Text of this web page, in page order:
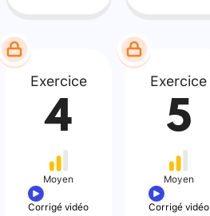
Exercice
4
Moyen
Corrigé vidéo
Exercice
5
Moyen
Corrigé vidéo